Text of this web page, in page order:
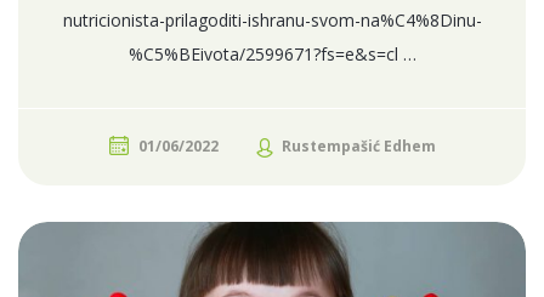
nutricionista-prilagoditi-ishranu-svom-na%C4%8Dinu-
%C5%BEivota/2599671?fs=e&s=cl …
01/06/2022 Rustempašić Edhem